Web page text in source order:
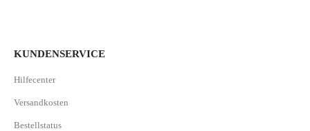
KUNDENSERVICE
Hilfecenter
Versandkosten
Bestellstatus